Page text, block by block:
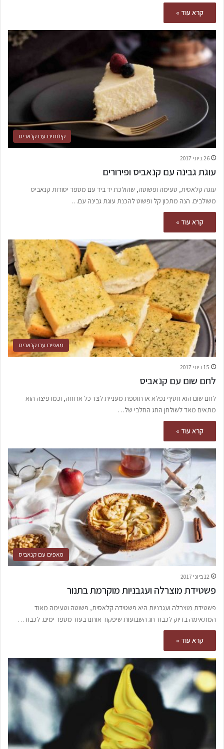
קרא עוד »
קינוחים עם קנאביס
26 ביוני 2017
עוגת גבינה עם קנאביס ופירורים
עוגה קלאסית, טעימה ופשוטה, שהולכת יד ביד עם מספר יסודות קנאביס
משולבים. הנה מתכון קל ופשוט להכנת עוגת גבינה עם…
קרא עוד »
מאפים עם קנאביס
15 ביוני 2017
לחם שום עם קנאביס
לחם שום הוא חטיף נפלא או תוספת מעניית לצד כל ארוחה, וכמו פיצה הוא
מתאים מאד לשולחן החג החלבי של…
קרא עוד »
מאפים עם קנאביס
12 ביוני 2017
פשטידת מוצרלה ועגבניות מוקרמת בתנור
פשטידת מוצרלה ועגבניות היא פשטידה קלאסית, פשוטה וטעימה מאוד
המתאימה בדיוק לכבוד חג השבועות שיפקוד אותנו בעוד מספר ימים. לכבוד…
קרא עוד »